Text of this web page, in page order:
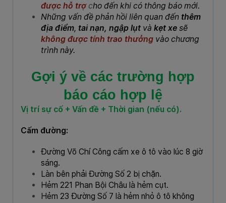
được hỗ trợ cho đến khi có thông báo mới.
Những vấn đề phản hồi liên quan đến thêm
địa điểm, tai nạn, ngập lụt và kẹt xe sẽ
không được tính trao thưởng vào chương
trình này.
Gợi ý về các trường hợp
báo cáo hợp lệ
Vị trí sự cố + Vấn đề + Thời gian (nếu có).
Cấm đường:
Đường Võ Chí Công cấm xe ô tô vào lúc 8 giờ
sáng.
Làn bên phải Đường Số 2 bị chặn.
Hẻm 221 Phan Bội Châu là hẻm cụt.
Hẻm 23 Đường Số 7 là hẻm nhỏ ô tô không